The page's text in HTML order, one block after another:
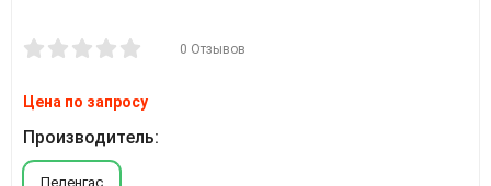
0 Отзывов
Цена по запросу
Производитель:
Пеленгас